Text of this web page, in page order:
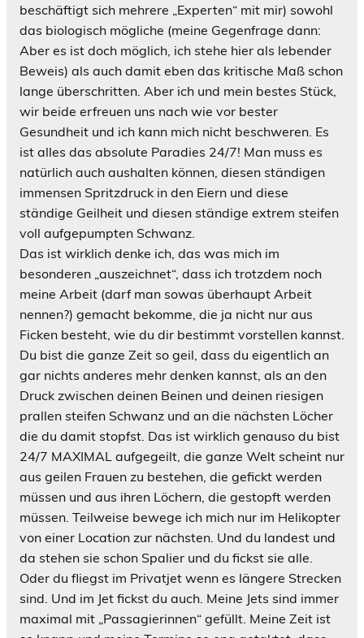
beschäftigt sich mehrere „Experten“ mit mir) sowohl
das biologisch mögliche (meine Gegenfrage dann:
Aber es ist doch möglich, ich stehe hier als lebender
Beweis) als auch damit eben das kritische Maß schon
lange überschritten. Aber ich und mein bestes Stück,
wir beide erfreuen uns nach wie vor bester
Gesundheit und ich kann mich nicht beschweren. Es
ist alles das absolute Paradies 24/7! Man muss es
natürlich auch aushalten können, diesen ständigen
immensen Spritzdruck in den Eiern und diese
ständige Geilheit und diesen ständige extrem steifen
voll aufgepumpten Schwanz.
Das ist wirklich denke ich, das was mich im
besonderen „auszeichnet“, dass ich trotzdem noch
meine Arbeit (darf man sowas überhaupt Arbeit
nennen?) gemacht bekomme, die ja nicht nur aus
Ficken besteht, wie du dir bestimmt vorstellen kannst.
Du bist die ganze Zeit so geil, dass du eigentlich an
gar nichts anderes mehr denken kannst, als an den
Druck zwischen deinen Beinen und deinen riesigen
prallen steifen Schwanz und an die nächsten Löcher
die du damit stopfst. Das ist wirklich genauso du bist
24/7 MAXIMAL aufgegeilt, die ganze Welt scheint nur
aus geilen Frauen zu bestehen, die gefickt werden
müssen und aus ihren Löchern, die gestopft werden
müssen. Teilweise bewege ich mich nur im Helikopter
von einer Location zur nächsten. Und du landest und
da stehen sie schon Spalier und du fickst sie alle.
Oder du fliegst im Privatjet wenn es längere Strecken
sind. Und im Jet fickst du auch. Meine Jets sind immer
maximal mit „Passagierinnen“ gefüllt. Meine Zeit ist